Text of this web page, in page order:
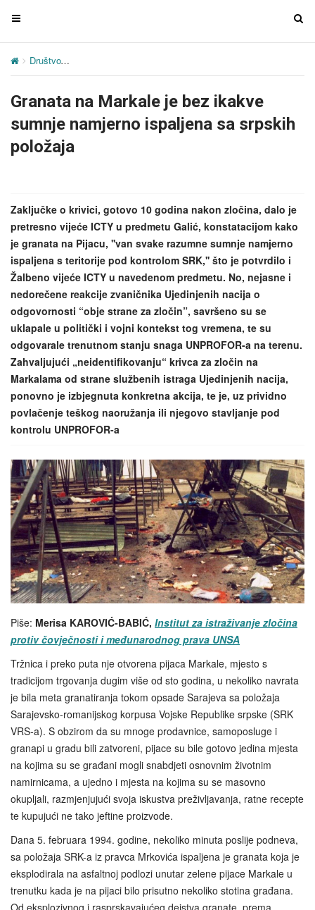
T
g
e
n
v
a
i
o
n
T
n
Društvo
Granata na Markale je bez ikakve
sumnje namjerno ispaljena sa srpskih
položaja
Zaključke o krivici, gotovo 10 godina nakon zločina, dalo je
pretresno vijeće ICTY u predmetu Galić, konstatacijom kako
je granata na Pijacu, ''van svake razumne sumnje namjerno
ispaljena s teritorije pod kontrolom SRK,'' što je potvrdilo i
Žalbeno vijeće ICTY u navedenom predmetu. No, nejasne i
nedorečene reakcije zvaničnika Ujedinjenih nacija o
odgovornosti “obje strane za zločin”, savršeno su se
uklapale u politički i vojni kontekst tog vremena, te su
odgovarale trenutnom stanju snaga UNPROFOR-a na terenu.
Zahvaljujući „neidentifikovanju“ krivca za zločin na
Markalama od strane službenih istraga Ujedinjenih nacija,
ponovno je izbjegnuta konkretna akcija, te je, uz prividno
povlačenje teškog naoružanja ili njegovo stavljanje pod
kontrolu UNPROFOR-a
Piše: Merisa KAROVIĆ-BABIĆ, Institut za istraživanje zločina
protiv čovječnosti i međunarodnog prava UNSA
Tržnica i preko puta nje otvorena pijaca Markale, mjesto s
tradicijom trgovanja dugim više od sto godina, u nekoliko navrata
je bila meta granatiranja tokom opsade Sarajeva sa položaja
Sarajevsko-romanijskog korpusa Vojske Republike srpske (SRK
VRS-a). S obzirom da su mnoge prodavnice, samoposluge i
granapi u gradu bili zatvoreni, pijace su bile gotovo jedina mjesta
na kojima su se građani mogli snabdjeti osnovnim životnim
namirnicama, a ujedno i mjesta na kojima su se masovno
okupljali, razmjenjujući svoja iskustva preživljavanja, ratne recepte
te kupujući ne tako jeftine proizvode.
Dana 5. februara 1994. godine, nekoliko minuta poslije podneva,
sa položaja SRK-a iz pravca Mrkovića ispaljena je granata koja je
eksplodirala na asfaltnoj podlozi unutar zelene pijace Markale u
trenutku kada je na pijaci bilo prisutno nekoliko stotina građana.
Od eksplozivnog i rasprskavajućeg dejstva granate, prema